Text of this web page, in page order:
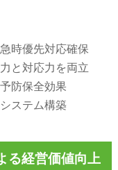
時優先対応確保
と対応力を両立
防保全効果
ステム構築
る経営価値向上